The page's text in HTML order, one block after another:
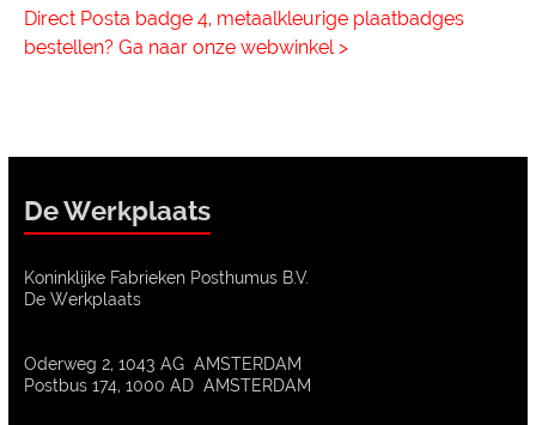
Email *
Direct Posta badge 4, metaalkleurige plaatbadges
bestellen? Ga naar onze webwinkel >
De Werkplaats
Koninklijke Fabrieken Posthumus B.V.
De Werkplaats
Oderweg 2, 1043 AG AMSTERDAM
Postbus 174, 1000 AD AMSTERDAM